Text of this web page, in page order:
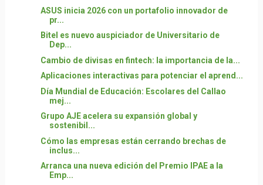
ASUS inicia 2026 con un portafolio innovador de
pr...
Bitel es nuevo auspiciador de Universitario de
Dep...
Cambio de divisas en fintech: la importancia de la...
Aplicaciones interactivas para potenciar el aprend...
Día Mundial de Educación: Escolares del Callao
mej...
Grupo AJE acelera su expansión global y
sostenibil...
Cómo las empresas están cerrando brechas de
inclus...
Arranca una nueva edición del Premio IPAE a la
Emp...